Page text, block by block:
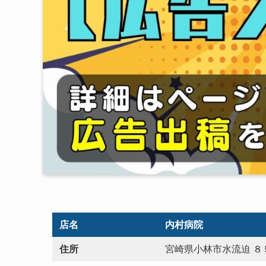
店名 内村病院
住所 宮崎県小林市水流迫 ８